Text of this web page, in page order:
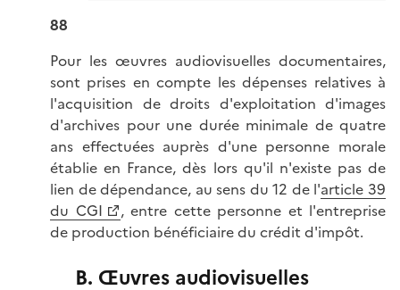
88
Pour les œuvres audiovisuelles documentaires,
sont prises en compte les dépenses relatives à
l'acquisition de droits d'exploitation d'images
d'archives pour une durée minimale de quatre
ans effectuées auprès d'une personne morale
établie en France, dès lors qu'il n'existe pas de
lien de dépendance, au sens du 12 de l'article 39
du CGI
, entre cette personne et l'entreprise
de production bénéficiaire du crédit d'impôt.
B. Œuvres audiovisuelles